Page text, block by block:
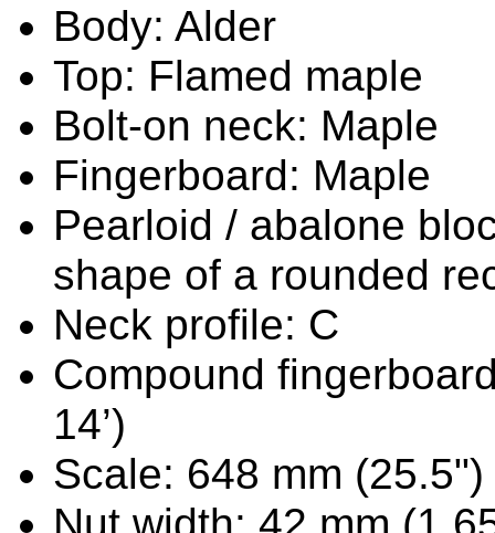
Body: Alder
Top: Flamed maple
Bolt-on neck: Maple
Fingerboard: Maple
Pearloid / abalone
shape of a rounded
Neck profile: C
Compound
14’)
Scale: 648 mm (25.5")
Nut width: 42 mm